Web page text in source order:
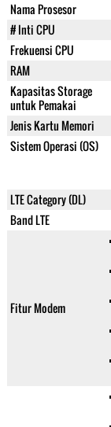
Nama Prosesor
# Inti CPU
Frekuensi CPU
RAM
Kapasitas Storage
untuk Pemakai
Jenis Kartu Memori
Sistem Operasi (OS)
LTE Category (DL)
Band LTE
Fitur Modem